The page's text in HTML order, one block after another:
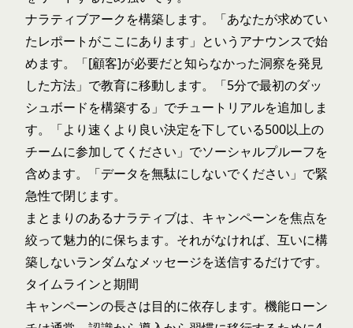
ナラティブアークを構築します。「あなたが求めてい
たレポートがここにあります」というアナウンスで始
めます。「[顧客]が必要だと知らなかった洞察を発見
した方法」で教育に移動します。「5分で最初のダッ
シュボードを構築する」でチュートリアルを追加しま
す。「より速くより良い決定を下している500以上の
チームに参加してください」でソーシャルプルーフを
含めます。「データを無駄にしないでください」で緊
急性で閉じます。
まとまりのあるナラティブは、キャンペーンを焦点を
絞って魅力的に保ちます。それがなければ、互いに構
築しないランダムなメッセージを送信するだけです。
タイムラインと期間
キャンペーンの長さは目的に依存します。機能ローン